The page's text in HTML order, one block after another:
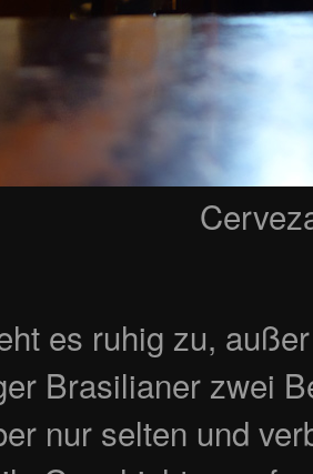
es ruhig zu,
Brasilianer zwei
nur selten und